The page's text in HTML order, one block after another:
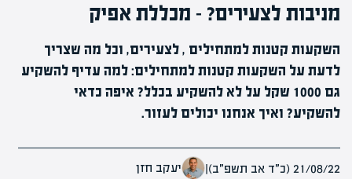
מניבות לצעירים? – מכללת אפיק
השקעות קטנות למתחילים , לצעירים, וכל מה שצריך
לדעת על השקעות קטנות למתחילים: למה עדיף להשקיע
גם 1000 שקל על לא להשקיע בכלל? איפה כדאי
להשקיע? ואיך אנחנו יכולים לעזור.
21/08/22 (כ״ד אב תשפ״ב) | יעקב חזן